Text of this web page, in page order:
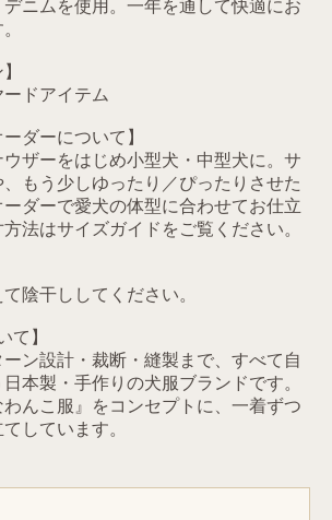
ニムを使用。一年を通して快適にお
ドアイテム
ダーについて】
ウザーをはじめ小型犬・中型犬に。サ
もう少しゆったり／ぴったりさせた
ダーで愛犬の体型に合わせてお仕立
法はサイズガイドをご覧ください。
陰干ししてください。
て】
ン設計・裁断・縫製まで、すべて自
本製・手作りの犬服ブランドです。
わんこ服』をコンセプトに、一着ずつ
しています。